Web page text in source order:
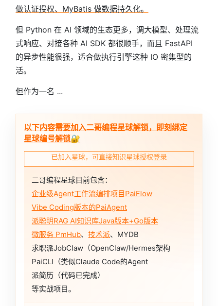
做认证授权、MyBatis 做数据持久化。
但 Python 在 AI 领域的生态更多，调大模型、处理流
式响应、对接各种 AI SDK 都很顺手，而且 FastAPI
的异步性能很强，适合做执行引擎这种 IO 密集型的
活。
但作为一名 ...
以下内容需要加入二哥编程星球解锁，即刻绑定
星球编号解锁🔐
已加入星球，可直接知识星球授权登录
二哥编程星球目前包含：
企业级Agent工作流编排项目PaiFlow
Vibe Coding版本的PaiAgent
派聪明RAG AI知识库Java版本+Go版本
微服务 PmHub、 技术派、MYDB
求职派JobClaw（OpenClaw/Hermes架构
PaiCLI（类似Claude Code的Agent
派简历（代码已完成）
等实战项目。